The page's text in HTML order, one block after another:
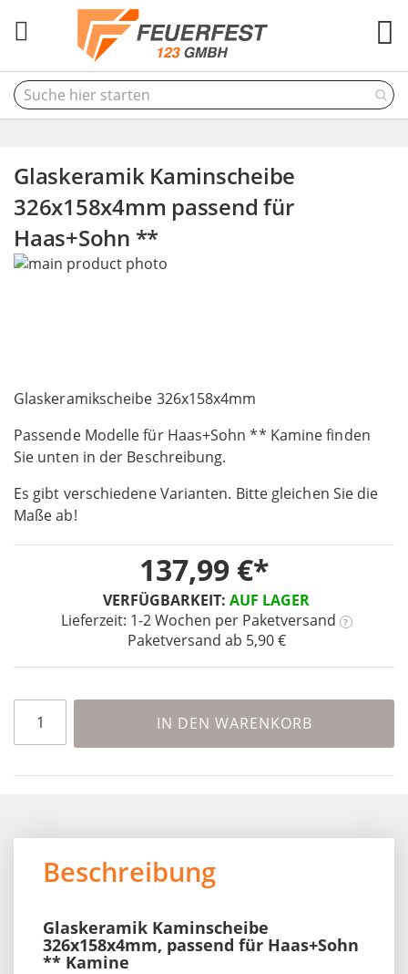
Glaskeramik Kaminscheibe
326x158x4mm passend für
Haas+Sohn **
Glaskeramikscheibe 326x158x4mm
Passende Modelle für Haas+Sohn ** Kamine finden
Sie unten in der Beschreibung.
Es gibt verschiedene Varianten. Bitte gleichen Sie die
Maße ab!
VERFÜGBARKEIT: AUF LAGER
Lieferzeit: 1-2 Wochen per Paketversand ?
Paketversand ab 5,90 €
137,99 €
IN DEN WARENKORB
Skip
gallery
to
beginning
of
images
gallery
Beschreibung
Glaskeramik Kaminscheibe
326x158x4mm, passend für Haas+Sohn
** Kamine